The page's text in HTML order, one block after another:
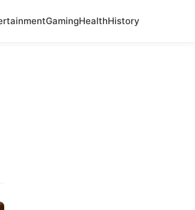
GamingHealthHistory